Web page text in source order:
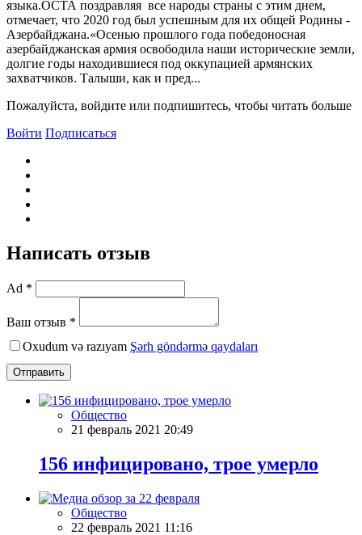
языка.ОСТА поздравляя все народы страны с этим днем,
отмечает, что 2020 год был успешным для их общей Родины -
Азербайджана.«Осенью прошлого года победоносная
азербайджанская армия освободила наши исторические земли,
долгие годы находившиеся под оккупацией армянских
захватчиков. Талыши, как и пред...
Пожалуйста, войдите или подпишитесь, чтобы читать больше
Войти Подписаться
Написать отзыв
Ad *
Ваш отзыв *
Oxudum və razıyam Şərh göndərmə qaydaları
Отправить
Общество
21 февраль 2021 20:49
156 инфицировано, трое умерло
Общество
22 февраль 2021 11:16